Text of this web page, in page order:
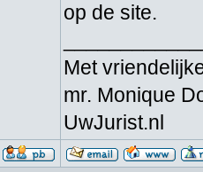
op de site.
Met
mr. Monique
UwJurist.nl